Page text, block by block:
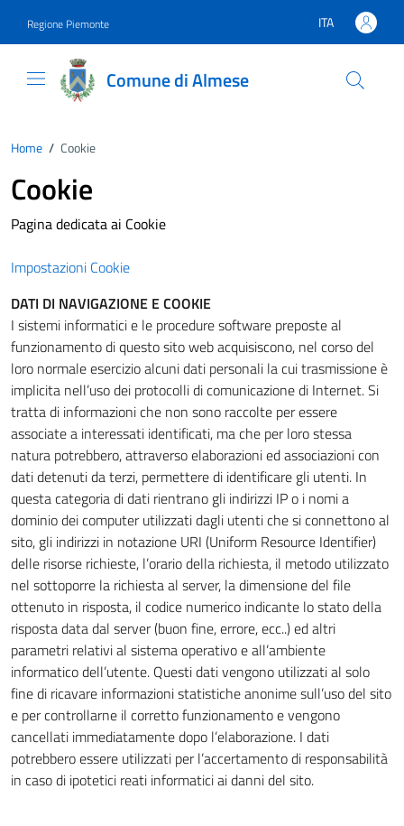
Regione Piemonte Lingua attiva:
ITA
Comune di Almese
Home / Cookie
Cookie
Pagina dedicata ai Cookie
Impostazioni Cookie
DATI DI NAVIGAZIONE E COOKIE
I sistemi informatici e le procedure software preposte al
funzionamento di questo sito web acquisiscono, nel corso del
loro normale esercizio alcuni dati personali la cui trasmissione è
implicita nell’uso dei protocolli di comunicazione di Internet. Si
tratta di informazioni che non sono raccolte per essere
associate a interessati identificati, ma che per loro stessa
natura potrebbero, attraverso elaborazioni ed associazioni con
dati detenuti da terzi, permettere di identificare gli utenti. In
questa categoria di dati rientrano gli indirizzi IP o i nomi a
dominio dei computer utilizzati dagli utenti che si connettono al
sito, gli indirizzi in notazione URI (Uniform Resource Identifier)
delle risorse richieste, l’orario della richiesta, il metodo utilizzato
nel sottoporre la richiesta al server, la dimensione del file
ottenuto in risposta, il codice numerico indicante lo stato della
risposta data dal server (buon fine, errore, ecc..) ed altri
parametri relativi al sistema operativo e all’ambiente
informatico dell’utente. Questi dati vengono utilizzati al solo
fine di ricavare informazioni statistiche anonime sull’uso del sito
e per controllarne il corretto funzionamento e vengono
cancellati immediatamente dopo l’elaborazione. I dati
potrebbero essere utilizzati per l’accertamento di responsabilità
in caso di ipotetici reati informatici ai danni del sito.